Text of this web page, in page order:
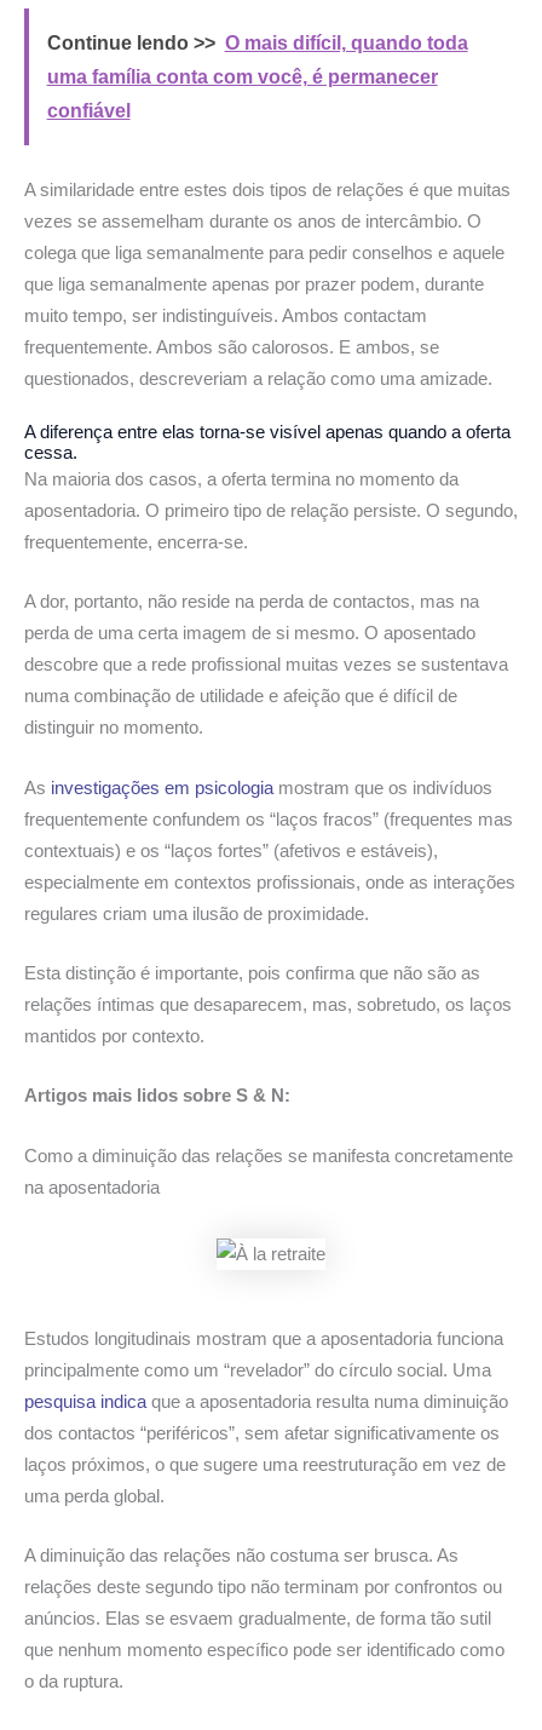
Continue lendo >> O mais difícil, quando toda
uma família conta com você, é permanecer
confiável
A similaridade entre estes dois tipos de relações é que muitas
vezes se assemelham durante os anos de intercâmbio. O
colega que liga semanalmente para pedir conselhos e aquele
que liga semanalmente apenas por prazer podem, durante
muito tempo, ser indistinguíveis. Ambos contactam
frequentemente. Ambos são calorosos. E ambos, se
questionados, descreveriam a relação como uma amizade.
A diferença entre elas torna-se visível apenas quando a oferta
cessa.
Na maioria dos casos, a oferta termina no momento da
aposentadoria. O primeiro tipo de relação persiste. O segundo,
frequentemente, encerra-se.
A dor, portanto, não reside na perda de contactos, mas na
perda de uma certa imagem de si mesmo. O aposentado
descobre que a rede profissional muitas vezes se sustentava
numa combinação de utilidade e afeição que é difícil de
distinguir no momento.
As investigações em psicologia mostram que os indivíduos
frequentemente confundem os “laços fracos” (frequentes mas
contextuais) e os “laços fortes” (afetivos e estáveis),
especialmente em contextos profissionais, onde as interações
regulares criam uma ilusão de proximidade.
Esta distinção é importante, pois confirma que não são as
relações íntimas que desaparecem, mas, sobretudo, os laços
mantidos por contexto.
Artigos mais lidos sobre S & N:
Como a diminuição das relações se manifesta concretamente
na aposentadoria
Estudos longitudinais mostram que a aposentadoria funciona
principalmente como um “revelador” do círculo social. Uma
pesquisa indica que a aposentadoria resulta numa diminuição
dos contactos “periféricos”, sem afetar significativamente os
laços próximos, o que sugere uma reestruturação em vez de
uma perda global.
A diminuição das relações não costuma ser brusca. As
relações deste segundo tipo não terminam por confrontos ou
anúncios. Elas se esvaem gradualmente, de forma tão sutil
que nenhum momento específico pode ser identificado como
o da ruptura.